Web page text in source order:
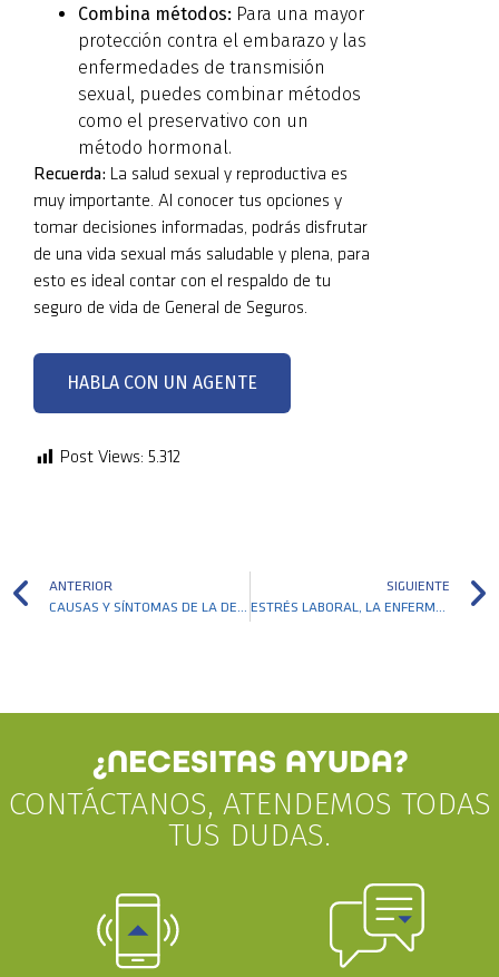
Combina métodos: Para una mayor
protección contra el embarazo y las
enfermedades de transmisión
sexual, puedes combinar métodos
como el preservativo con un
método hormonal.
Recuerda: La salud sexual y reproductiva es
muy importante. Al conocer tus opciones y
tomar decisiones informadas, podrás disfrutar
de una vida sexual más saludable y plena, para
esto es ideal contar con el respaldo de tu
seguro de vida de General de Seguros.
HABLA CON UN AGENTE
Post Views: 5.312
ANTERIOR
CAUSAS Y SÍNTOMAS DE LA DEPRESIÓN INFANTIL
SIGUIENTE
ESTRÉS LABORAL, LA ENFERMEDAD MENTAL DEL SIGLO XXI
¿NECESITAS AYUDA?
CONTÁCTANOS, ATENDEMOS TODAS
TUS DUDAS.